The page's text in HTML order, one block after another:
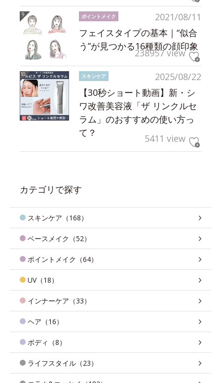
2021/08/11
ポイントメイク
フェイスタイプの基本｜“似合
う”が見つかる16種類の顔印象
238957 view
2025/08/22
スキンケア
【30秒ショート動画】新・シ
ワ改善美容液「ザ リンクルセ
ラム」のおすすめの使い方っ
て？
5411 view
カテゴリで探す
スキンケア（168）
ベースメイク（52）
ポイントメイク（64）
UV（18）
インナーケア（33）
ヘア（16）
ボディ（8）
ライフスタイル（23）